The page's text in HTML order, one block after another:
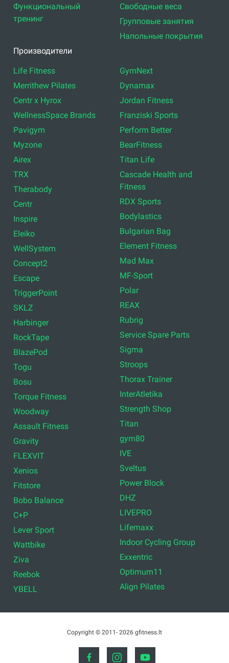
Функциональный
тренинг
Свободные веса
Групповые занятия
Напольные покрытия
Производители
Life Fitness
Merrithew Pilates
Centr x Hyrox
WellnessSpace Brands
Pavigym
Myzone
Airex
TRX
Therabody
Centr
Inspire
Eleiko
WellSystem
Concept2
Escape
TriggerPoint
SKLZ
Harbinger
RockTape
BlazePod
Togu
Bosu
Torque Fitness
Woodway
Assault Fitness
Gravity
FLEXVIT
Xenios
Fitstore
Bobo Balance
C+P
Lever Sport
Wattbike
Ziva
Reebok
YBELL
GymNext
Dynamax
Jordan Fitness
Franziski Sports
Perform Better
BearFitness
Titan Life
Cascade Health and
Fitness
RDX Sports
Bodylastics
Bulgarian Bag
Element Fitness
Mad Max
MF-Sport
Polar
REAX
Rubrig
Service Spare Parts
Sigma
Stroops
Thorax Trainer
InterAtletika
Strength Shop
Titan
gym80
IVE
Sveltus
Power Block
DHZ
LIVEPRO
Lifemaxx
Indoor Cycling Group
Exxentric
Optimum11
Align Pilates
Copyright © 2011- 2026 gfitness.lt